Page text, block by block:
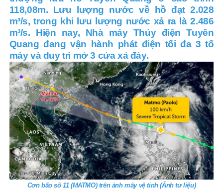
118,08m. Lưu lượng nước về hồ đạt 2.028
m³/s, trong khi lưu lượng nước xả ra là 2.486
m³/s. Hiện nay, Nhà máy Thủy điện Tuyên
Quang đang vận hành phát điện tối đa 3 tổ
máy và duy trì mở 3 cửa xả đáy.
Cơn bão số 11 (MATMO) trên ảnh mây vệ tinh (Ảnh tư liệu)